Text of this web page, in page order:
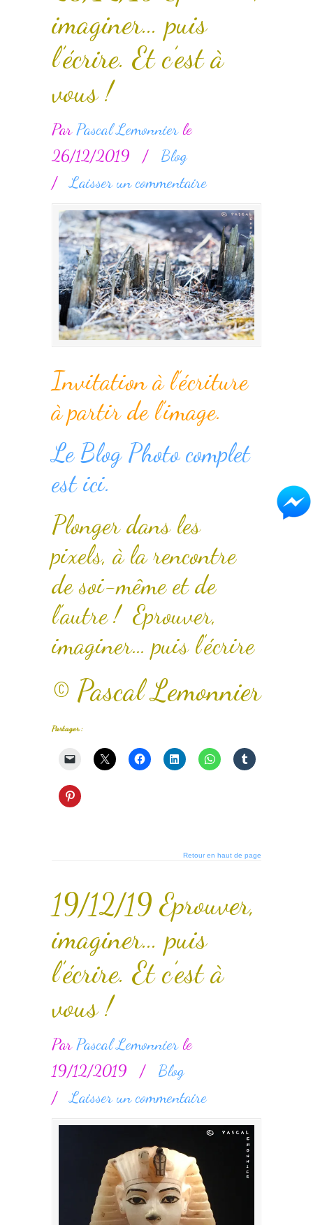
imaginer… puis
l’écrire. Et c’est à
vous !
Par Pascal Lemonnierle
26/12/2019
/
Blog
/Laisser un commentaire
Invitation à l’écriture
à partir de l’image.
Le Blog Photo complet
est ici.
Plonger dans les
pixels, à la rencontre
de soi-même et de
l’autre ! Eprouver,
imaginer… puis l’écrire
© Pascal Lemonnier
Partager :
Retour en haut de page
19/12/19 Eprouver,
imaginer… puis
l’écrire. Et c’est à
vous !
ParPascal Lemonnierle
19/12/2019
/
Blog
/Laisser un commentaire